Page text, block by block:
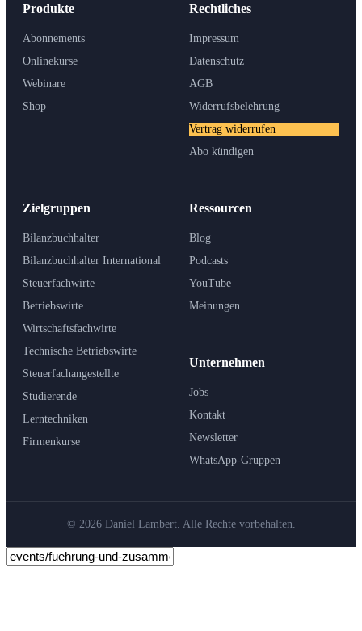
Produkte
Abonnements
Onlinekurse
Webinare
Shop
Zielgruppen
Bilanzbuchhalter
Bilanzbuchhalter International
Steuerfachwirte
Betriebswirte
Wirtschaftsfachwirte
Technische Betriebswirte
Steuerfachangestellte
Studierende
Lerntechniken
Firmenkurse
Ressourcen
Blog
Podcasts
YouTube
Meinungen
Unternehmen
Jobs
Kontakt
Newsletter
WhatsApp-Gruppen
Rechtliches
Impressum
Datenschutz
AGB
Widerrufsbelehrung
Vertrag widerrufen
Abo kündigen
© 2026 Daniel Lambert. Alle Rechte vorbehalten.